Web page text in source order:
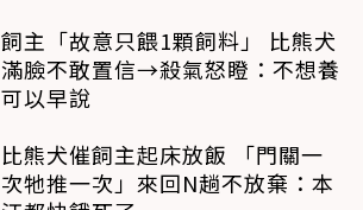
飼主「故意只餵1顆飼料」 比熊犬
滿臉不敢置信→殺氣怒瞪：不想養
可以早說
比熊犬催飼主起床放飯 「門關一
次牠推一次」來回N趟不放棄：本